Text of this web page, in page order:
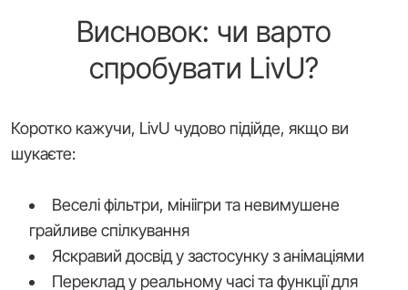
Висновок: чи варто
спробувати LivU?
Коротко кажучи, LivU чудово підійде, якщо ви
шукаєте:
Веселі фільтри, мініігри та невимушене
грайливе спілкування
Яскравий досвід у застосунку з анімаціями
Переклад у реальному часі та функції для